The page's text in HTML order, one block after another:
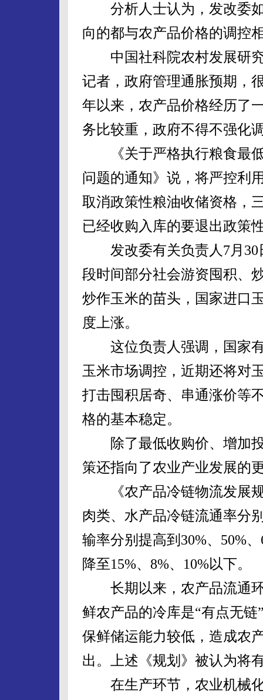
分析人士认为，发改委如
向的都与农产品价格的调控
中国社科院农村发展研究
记者，政府管理通胀预期，
年以来，农产品价格经历了
务比较重，政府不得不强化
《关于严格执行粮食最低
问题的通知》说，将严控利
取消政策性粮油收储资格，
已经收购入库的要退出政策
发改委有关负责人7月30
段时间部分社会游资囤积、
炒作玉米的苗头，国家进口
度上涨。
这位负责人强调，国家有
玉米市场调控，近期还将对
打击囤积居奇、串通涨价等
格的基本稳定。
除了最低收购价、增加投
策还指向了农业产业发展的
《农产品冷链物流发展规
肉类、水产品冷链流通率分
输率分别提高到30%、50%
降至15%、8%、10%以下。
长期以来，农产品流通环
鲜农产品的冷库是“有点无
保鲜储运能力较低，造成农
出。上述《规划》被认为将
在生产环节，农业机械化